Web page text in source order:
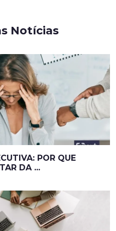
Notícias
POR QUE
DA ...